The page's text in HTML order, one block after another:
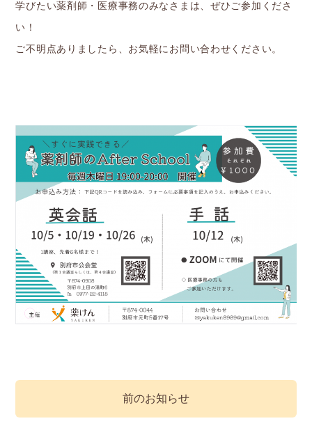
学びたい薬剤師・医療事務のみなさまは、ぜひご参加くださ
い！
ご不明点ありましたら、お気軽にお問い合わせください。
前のお知らせ